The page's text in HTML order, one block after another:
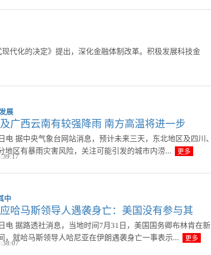
代化的决定》提出，深化金融体制改革。积极发展科技金
广西云南有较强降雨 南方高温将进一步
电 据中央气象台网站消息，预计未来三天，东北地区及四川、
地区有暴雨灾害风险，关注可能引发的城市内涝...
更多
哈马斯领导人遇袭身亡：美国没有参与其
电 据路透社消息，当地时间7月31日，美国国务卿布林肯在新
，就哈马斯领导人哈尼亚在伊朗遇袭身亡一事表示...
更多